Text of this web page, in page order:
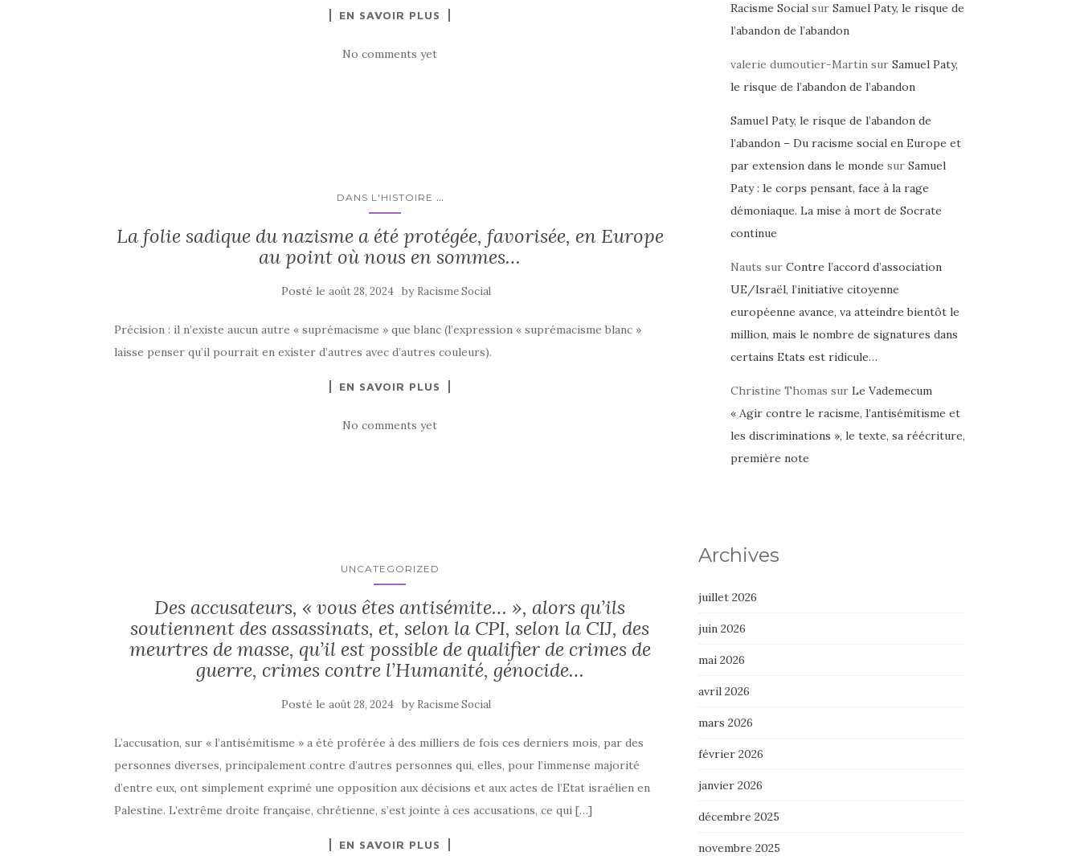
EN SAVOIR PLUS
No comments yet
DANS L'HISTOIRE ...
La folie sadique du nazisme a été protégée, favorisée, en Europe
au point où nous en sommes…
Posté le août 28, 2024 by Racisme Social
Précision : il n’existe aucun autre « suprémacisme » que blanc (l’expression « suprémacisme blanc »
laisse penser qu’il pourrait en exister d’autres avec d’autres couleurs).
EN SAVOIR PLUS
No comments yet
UNCATEGORIZED
Des accusateurs, « vous êtes antisémite… », alors qu’ils
soutiennent des assassinats, et, selon la CPI, selon la CIJ, des
meurtres de masse, qu’il est possible de qualifier de crimes de
guerre, crimes contre l’Humanité, génocide…
Posté le août 28, 2024 by Racisme Social
L’accusation, sur « l’antisémitisme » a été proférée à des milliers de fois ces derniers mois, par des
personnes diverses, principalement contre d’autres personnes qui, elles, pour l’immense majorité
d’entre eux, ont simplement exprimé une opposition aux décisions et aux actes de l’Etat israélien en
Palestine. L’extrême droite française, chrétienne, s’est jointe à ces accusations, ce qui […]
EN SAVOIR PLUS
Racisme Socialsur Samuel Paty, le risque de
l’abandon de l’abandon
valerie dumoutier-Martinsur Samuel Paty,
le risque de l’abandon de l’abandon
Samuel Paty, le risque de l’abandon de
l’abandon – Du racisme social en Europe et
par extension dans le monde sur Samuel
Paty : le corps pensant, face à la rage
démoniaque. La mise à mort de Socrate
continue
Nauts sur Contre l’accord d’association
UE/Israël, l’initiative citoyenne
européenne avance, va atteindre bientôt le
million, mais le nombre de signatures dans
certains Etats est ridicule…
Christine Thomas sur Le Vademecum
« Agir contre le racisme, l’antisémitisme et
les discriminations », le texte, sa réécriture,
première note
Archives
juillet 2026
juin 2026
mai 2026
avril 2026
mars 2026
février 2026
janvier 2026
décembre 2025
novembre 2025